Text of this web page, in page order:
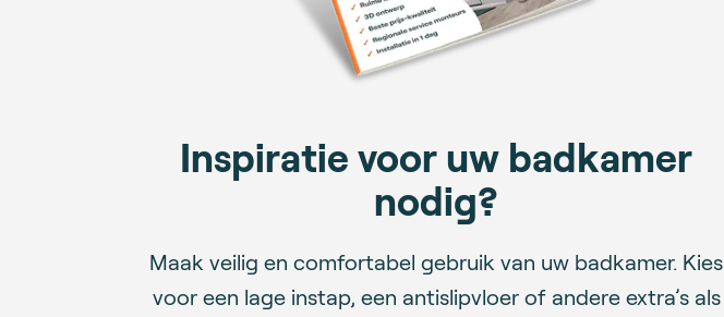
Inspiratie voor uw badkamer
nodig?
Maak veilig en comfortabel gebruik van uw badkamer. Kies
voor een lage instap, een antislipvloer of andere extra’s als